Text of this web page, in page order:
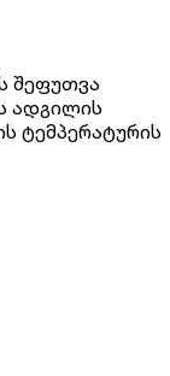
შეფუთვა
ადგილის
ტემპერატურის